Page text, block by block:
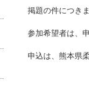
掲題の件につき
参加希望者は、
申込は、熊本県